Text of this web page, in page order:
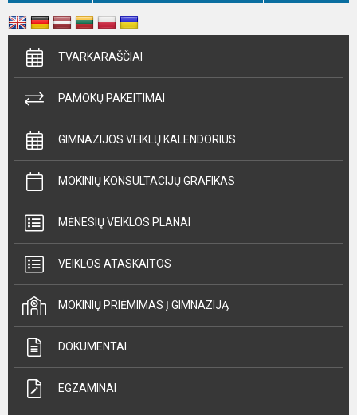
TVARKARAŠČIAI
PAMOKŲ PAKEITIMAI
GIMNAZIJOS VEIKLŲ KALENDORIUS
MOKINIŲ KONSULTACIJŲ GRAFIKAS
MĖNESIŲ VEIKLOS PLANAI
VEIKLOS ATASKAITOS
MOKINIŲ PRIĖMIMAS Į GIMNAZIJĄ
DOKUMENTAI
EGZAMINAI